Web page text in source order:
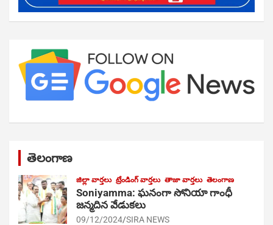
తెలంగాణ
జిల్లా వార్తలు ట్రేండింగ్ వార్తలు తాజా వార్తలు తెలంగాణ
Soniyamma: ఘ‌నంగా సోనియా గాంధీ
జ‌న్మ‌దిన వేడుక‌లు
09/12/2024 SIRA NEWS